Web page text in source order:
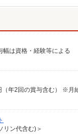
は資格・経験等による
ン代含む)＞